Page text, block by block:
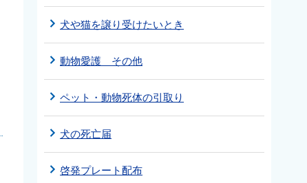
犬や猫を譲り受けたいとき
動物愛護 その他
ペット・動物死体の引取り
犬の死亡届
啓発プレート配布